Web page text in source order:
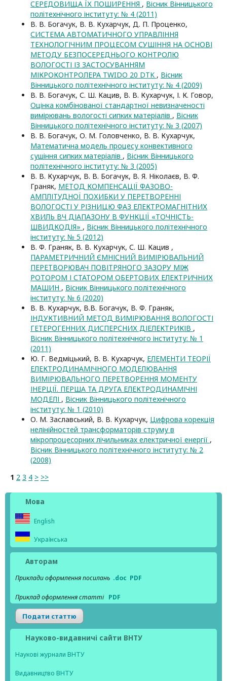
СЕРЕДОВИЩА ЇХ ПОШИРЕННЯ , Вісник Вінницького
політехнічного інституту: № 4 (2011)
В. В. Богачук, В. В. Кухарчук, Д. П. Проценко,
СИСТЕМА АВТОМАТИЧНОГО УПРАВЛІННЯ
ТЕХНОЛОГІЧНИМ ПРОЦЕСОМ СУШІННЯ НА ОСНОВІ
МЕТОДУ БЕЗПОСЕРЕДНЬОГО КОНТРОЛЮ
ВОЛОГОСТІ ІЗ ЗАСТОСУВАННЯМ
МІКРОКОНТРОЛЕРА TWIDO 20 DTK , Вісник
Вінницького політехнічного інституту: № 4 (2009)
В. В. Богачук, С. Ш. Кацив, В. В. Кухарчук, І. К. Говор,
Оцінка комбінованої стандартної невизначеності
вимірювань вологості сипких матеріалів , Вісник
Вінницького політехнічного інституту: № 3 (2007)
В. В. Богачук, О. М. Головченко, В. В. Кухарчук,
Математична модель процесу конвективного
сушіння сипких матеріалів , Вісник Вінницького
політехнічного інституту: № 3 (2005)
В. В. Кухарчук, В. В. Богачук, В. Я. Ніколаєв, В. Ф.
Граняк, МЕТОД КОМПЕНСАЦІЇ ФАЗОВО-
АМПЛІТУДНОЇ ПОХИБКИ У ПЕРЕТВОРЕННІ
ВОЛОГОСТІ У РІЗНИЦЮ ФАЗ ЕЛЕКТРОМАГНІТНИХ
ХВИЛЬ ВЧ ДІАПАЗОНУ В ФУНКЦІЇ «ТОЧНІСТЬ-
ШВИДКОДІЯ» , Вісник Вінницького політехнічного
інституту: № 5 (2012)
В. Ф. Граняк, В. В. Кухарчук, С. Ш. Кацив ,
ПАРАМЕТРИЧНИЙ ЄМНІСНИЙ ВИМІРЮВАЛЬНИЙ
ПЕРЕТВОРЮВАЧ ПОВІТРЯНОГО ЗАЗОРУ МІЖ
РОТОРОМ І СТАТОРОМ ОБЕРТОВИХ ЕЛЕКТРИЧНИХ
МАШИН , Вісник Вінницького політехнічного
інституту: № 6 (2020)
В. В. Кухарчук, В.В. Богачук, В. Ф. Граняк,
ІНДУКТИВНИЙ МЕТОД ВИМІРЮВАННЯ ВОЛОГОСТІ
ГЕТЕРОГЕННИХ ДИСПЕРСНИХ ДІЕЛЕКТРИКІВ ,
Вісник Вінницького політехнічного інституту: № 1
(2011)
Ю. Г. Ведміцький, В. В. Кухарчук, ЕЛЕМЕНТИ ТЕОРІЇ
ЕЛЕКТРОДИНАМІЧНОГО МОДЕЛЮВАННЯ
ВИМІРЮВАЛЬНОГО ПЕРЕТВОРЕННЯ МОМЕНТУ
ІНЕРЦІЇ. ПЕРША ТА ДРУГА ЕЛЕКТРОДИНАМІЧНІ
МОДЕЛІ , Вісник Вінницького політехнічного
інституту: № 1 (2010)
О. М. Заславський, В. В. Кухарчук, Цифрова корекція
нелінійностей трансформаторів струму в
мікропроцесорних лічильниках електричної енергії ,
Вісник Вінницького політехнічного інституту: № 2
(2008)
1 2 3 4 > >>
Мова
English
Українська
Авторам
Приклади оформлення посилань .doc PDF
Приклад оформлення статті PDF
Подати статтю
Науково-видавничі сайти ВНТУ
Наукові журнали ВНТУ
Видавництво ВНТУ